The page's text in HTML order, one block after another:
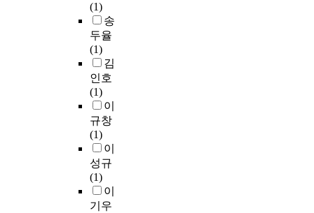
(1)
송
두율
(1)
김
인호
(1)
이
규창
(1)
이
성규
(1)
이
기우